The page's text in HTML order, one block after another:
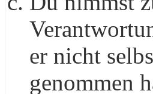
er nicht
genommen